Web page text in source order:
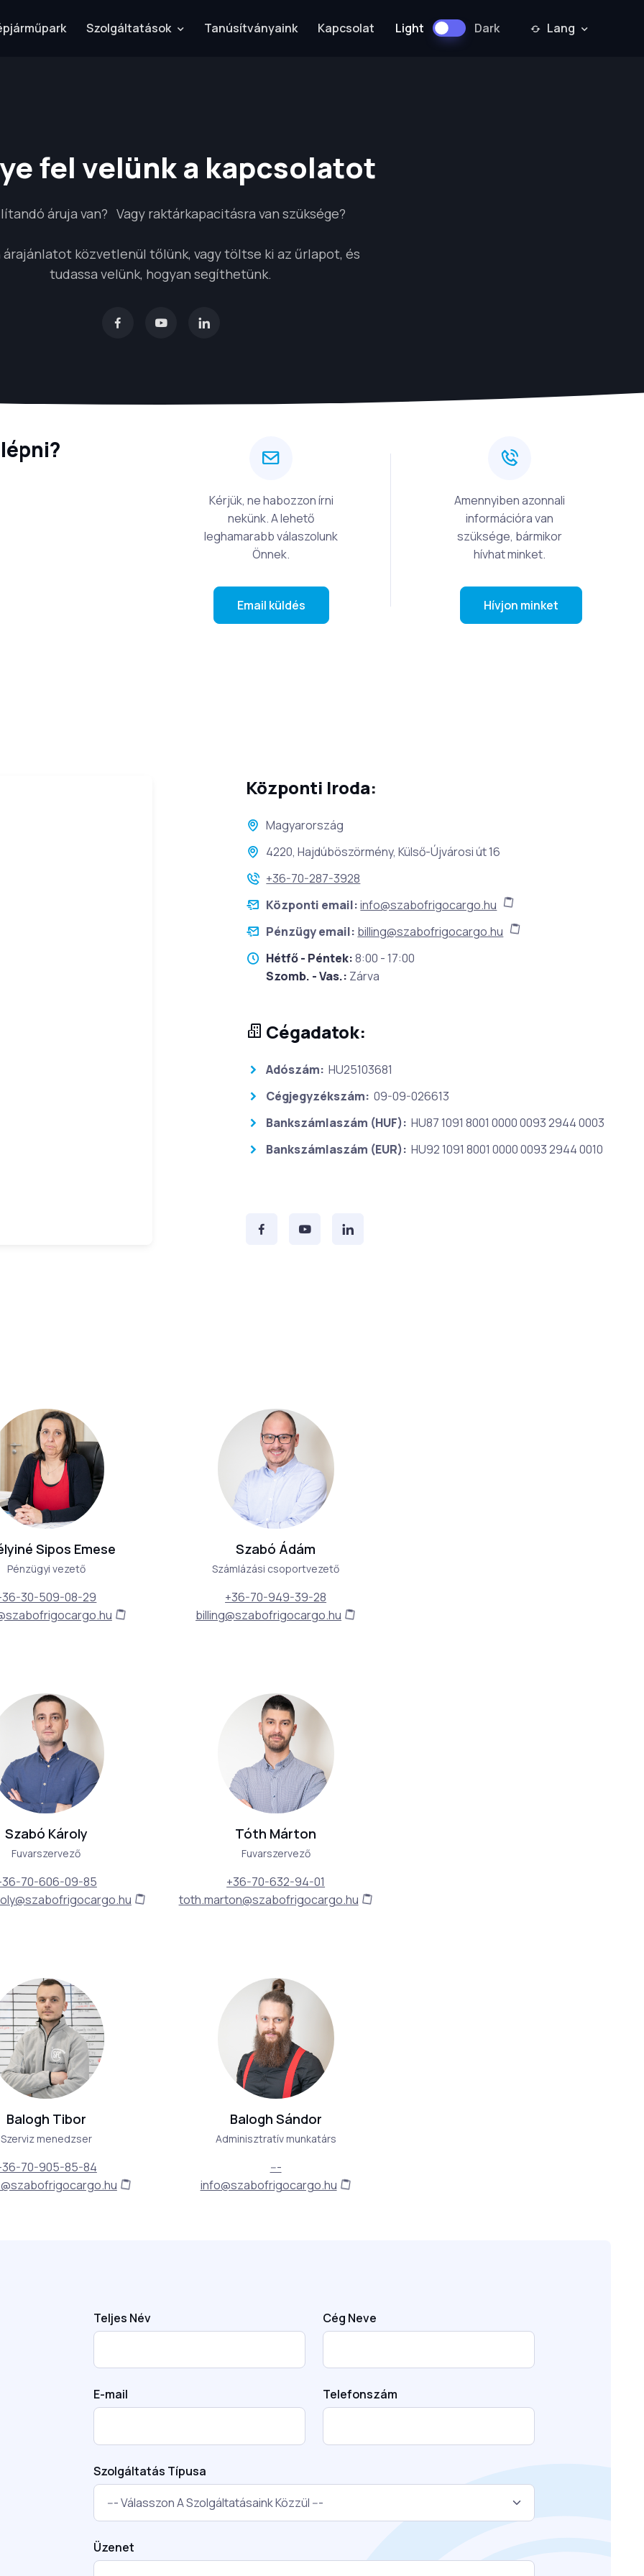
Szolgáltatások Tanúsítványaink Kapcsolat Light Dark Lang
fel velünk a kapcsolatot
áruja van? Vagy raktárkapacitásra van szüksége?
árajánlatot közvetlenül tőlünk, vagy töltse ki az űrlapot, és
tudassa velünk, hogyan segíthetünk.
Kérjük, ne habozzon írni
nekünk. A lehető
leghamarabb válaszolunk
Önnek.
Email küldés
Amennyiben azonnali
információra van
szüksége, bármikor
hívhat minket.
Hívjon minket
Központi Iroda:
Magyarország
4220, Hajdúböszörmény, Külső-Újvárosi út 16
+36-70-287-3928
Központi email:info@szabofrigocargo.hu
Pénzügy email: billing@szabofrigocargo.hu
Hétfő - Péntek:8:00 - 17:00
Szomb. - Vas.: Zárva
Cégadatok:
Adószám: HU25103681
Cégjegyzékszám: 09-09-026613
Bankszámlaszám (HUF): HU87 1091 8001 0000 0093 2944 0003
Bankszámlaszám (EUR): HU92 1091 8001 0000 0093 2944 0010
Sipos Emese
Pénzügyi vezető
30-509-08-29
Szabó Ádám
Számlázási csoportvezető
+36-70-949-39-28
billing@szabofrigocargo.hu
Szabó Károly
Fuvarszervező
70-606-09-85
Tóth Márton
Fuvarszervező
+36-70-632-94-01
toth.marton@szabofrigocargo.hu
Balogh Tibor
Szerviz menedzser
70-905-85-84
Balogh Sándor
Adminisztratív munkatárs
---
info@szabofrigocargo.hu
Teljes Név Cég Neve
E-mail Telefonszám
Szolgáltatás Típusa
Üzenet